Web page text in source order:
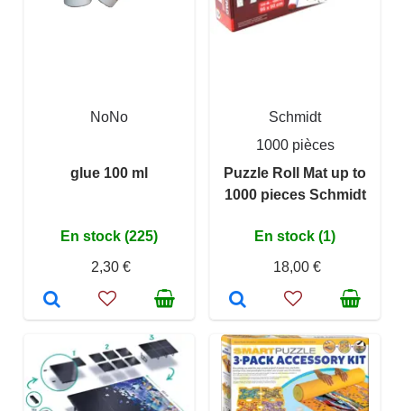
NoNo
glue 100 ml
En stock (225)
2,30 €
Schmidt
1000 pièces
Puzzle Roll Mat up to
1000 pieces Schmidt
En stock (1)
18,00 €